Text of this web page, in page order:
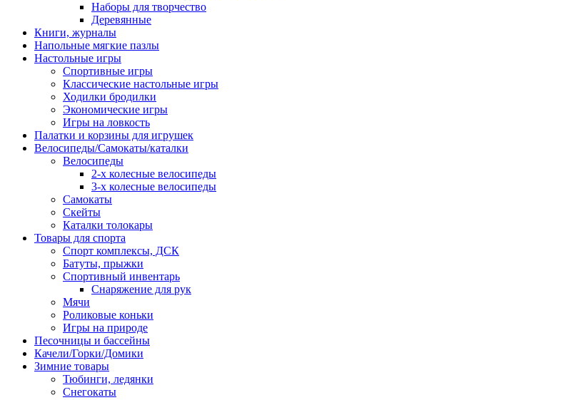
Наборы для творчество
Деревянные
Книги, журналы
Напольные мягкие пазлы
Настольные игры
Спортивные игры
Классические настольные игры
Ходилки бродилки
Экономические игры
Игры на ловкость
Палатки и корзины для игрушек
Велосипеды/Самокаты/каталки
Велосипеды
2-х колесные велосипеды
3-х колесные велосипеды
Самокаты
Скейты
Каталки толокары
Товары для спорта
Спорт комплексы, ДСК
Батуты, прыжки
Спортивный инвентарь
Снаряжение для рук
Мячи
Роликовые коньки
Игры на природе
Песочницы и бассейны
Качели/Горки/Домики
Зимние товары
Тюбинги, ледянки
Снегокаты